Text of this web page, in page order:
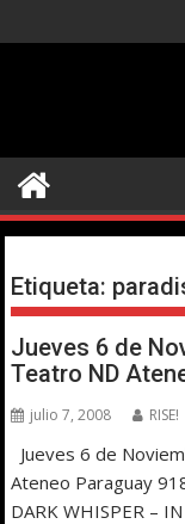
al
Etiqueta:
Jueves 6 de
Teatro ND
julio 7, 2008 RISE!
Jueves 6 de
Ateneo Paraguay
DARK WHISPER –